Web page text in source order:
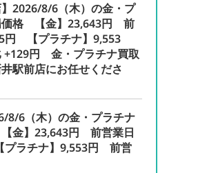
】2026/8/6（木）の金・プ
価格 【金】23,643円 前
円 【プラチナ】9,553
円 金・プラチナ買取
駅前店にお任せくださ
8/6（木）の金・プラチナ
金】23,643円 前営業日
ラチナ】9,553円 前営